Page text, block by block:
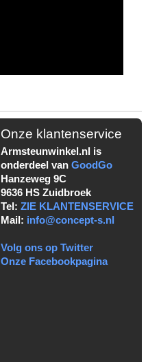
Onze klantenservice
Armsteunwinkel.nl is
onderdeel van GoodGo
Hanzeweg 9C
9636 HS Zuidbroek
Tel: ZIE KLANTENSERVICE
Mail: info@concept-s.nl
Volg ons op Twitter
Onze Facebookpagina